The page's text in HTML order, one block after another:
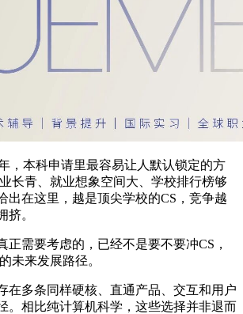
，本科申请里最容易让人默认锁定的方
长青、就业想象空间大、学校排行榜够
出在这里，越是顶尖学校的CS，竞争越
挤。
正需要考虑的，已经不是要不要冲CS，
未来发展路径。
在多条同样硬核、直通产品、交互和用户
。相比纯计算机科学，这些选择并非退而